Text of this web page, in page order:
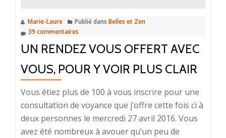
Marie-Laure Publié dans Belles et Zen
39 commentaires
UN RENDEZ VOUS OFFERT AVEC
VOUS, POUR Y VOIR PLUS CLAIR
Vous étiez plus de 100 à vous inscrire pour une
consultation de voyance que j’offre cette fois ci à
deux personnes le mercredi 27 avril 2016. Vous
avez été nombreux à avouer qu’un peu de